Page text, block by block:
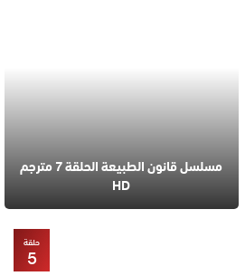
مسلسل قانون الطبيعة الحلقة 7 مترجم
HD
حلقة
5